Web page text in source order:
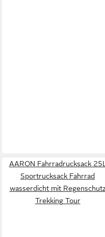
AARON Fahrradrucksack 25L
Sportrucksack Fahrrad
wasserdicht mit
Trekking Tour